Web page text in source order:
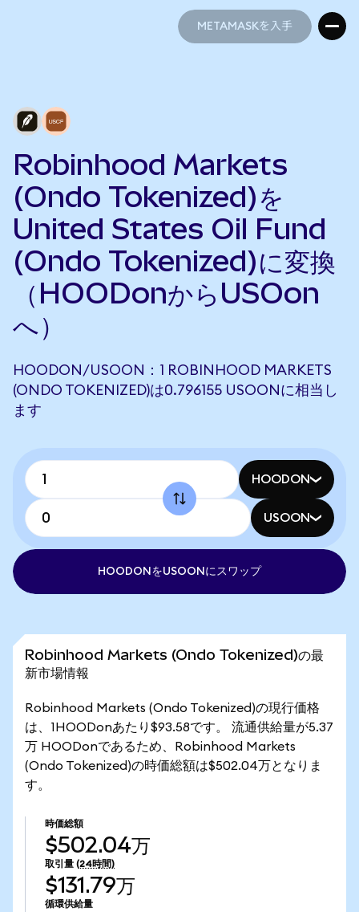
METAMASKを入手
Robinhood Markets
(Ondo Tokenized)を
United States Oil Fund
(Ondo Tokenized)に変換
（HOODonからUSOon
へ）
HOODON/USOON：1 ROBINHOOD MARKETS
(ONDO TOKENIZED)は0.796155 USOONに相当し
ます
HOODON
USOON
HOODONをUSOONにスワップ
Robinhood Markets (Ondo Tokenized)の最
新市場情報
Robinhood Markets (Ondo Tokenized)の現行価格
は、1HOODonあたり$93.58です。 流通供給量が5.37
万 HOODonであるため、Robinhood Markets
(Ondo Tokenized)の時価総額は$502.04万となりま
す。
時価総額
$502.04万
取引量 (24時間)
$131.79万
循環供給量